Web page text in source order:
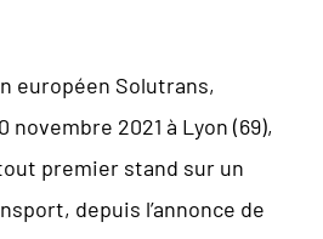
européen Solutrans,
novembre 2021 à Lyon (69),
premier stand sur un
depuis l’annonce de